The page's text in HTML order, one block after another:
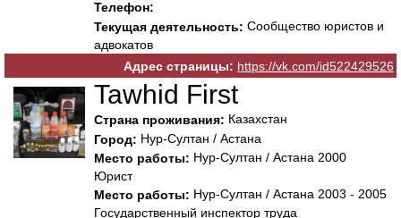
Телефон:
Текущая деятельность: Сообщество юристов и
адвокатов
Адрес страницы: https://vk.com/id522429526
Tawhid First
Страна проживания: Казахстан
Город: Нур-Султан / Астана
Место работы: Нур-Султан / Астана 2000
Юрист
Место работы: Нур-Султан / Астана 2003 - 2005
Государственный инспектор труда